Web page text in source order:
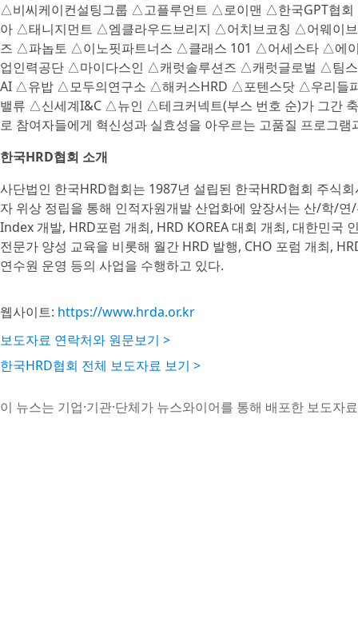
△비씨케이컨설팅그룹 △고플루언트 △로이맨 △한국GPT협
아 △태니지먼트 △엠클라우드브리지 △어치브코칭 △어웨이
즈 △파놉토 △이노핏파트너스 △클래스 101 △어세스타 △에
업인력공단 △마이다스인 △캐럿솔루션즈 △캐럿글로벌 △팀
AI △유밥 △모두의연구소 △해커스HRD △포텐스닷 △우리들
밸류 △신세계I&C △뉴인 △테크커넥트(부스 번호 순)가 그간
로 참여자들에게 혁신성과 실효성을 아우르는 고품질 프로그램
한국HRD협회 소개
사단법인 한국HRD협회는 1987년 설립된 한국HRD협회 주식
자 위상 정립을 통해 인적자원개발 산업화에 앞장서는 산/학/
Index 개발, HRD포럼 개최, HRD KOREA 대회 개최, 대한민국
전문가 양성 교육을 비롯해 월간 HRD 발행, CHO 포럼 개최,
연수원 운영 등의 사업을 수행하고 있다.
웹사이트: https://www.hrda.or.kr
보도자료 연락처와 원문보기 >
한국HRD협회 전체 보도자료 보기 >
이 뉴스는 기업·기관·단체가 뉴스와이어를 통해 배포한 보도자